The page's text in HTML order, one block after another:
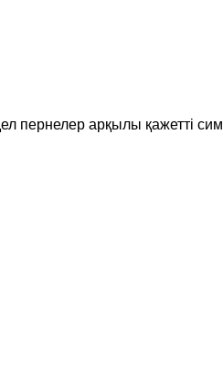
пернелер арқылы қажетті